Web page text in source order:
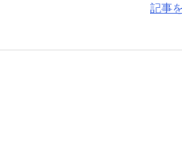
記事